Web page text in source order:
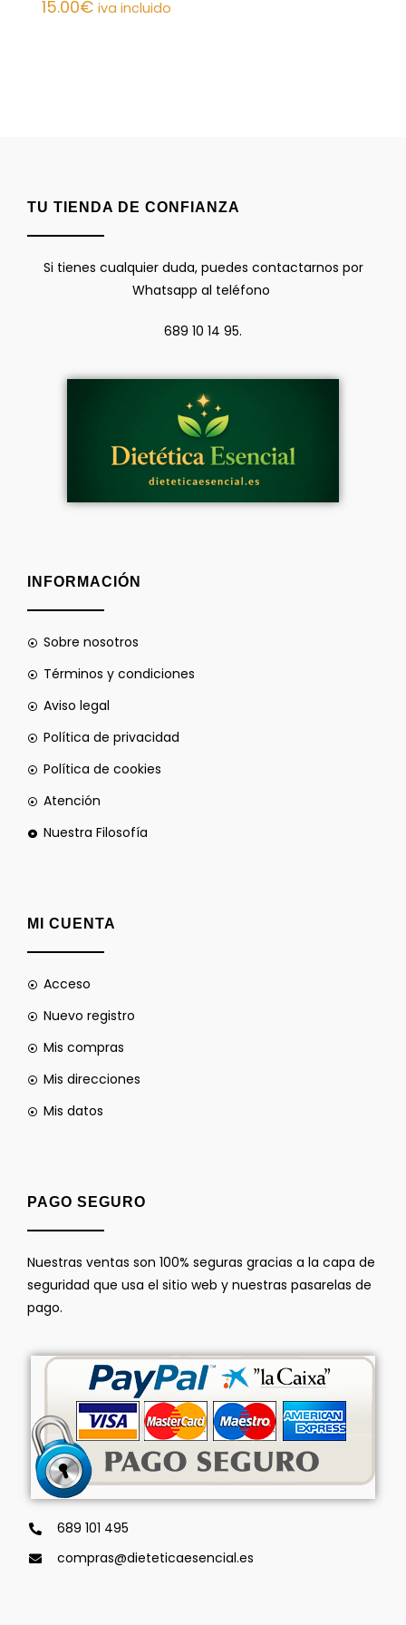
15.00€ iva incluido
TU TIENDA DE CONFIANZA
Si tienes cualquier duda, puedes contactarnos por
Whatsapp al teléfono
689 10 14 95.
INFORMACIÓN
Sobre nosotros
Términos y condiciones
Aviso legal
Política de privacidad
Política de cookies
Atención
Nuestra Filosofía
MI CUENTA
Acceso
Nuevo registro
Mis compras
Mis direcciones
Mis datos
PAGO SEGURO
Nuestras ventas son 100% seguras gracias a la capa de
seguridad que usa el sitio web y nuestras pasarelas de
pago.
689 101 495
compras@dieteticaesencial.es